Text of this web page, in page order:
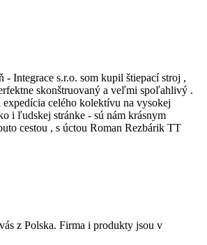
- Integrace s.r.o. som kupil štiepací stroj ,
skonštruovaný a veľmi spoľahlivý .
expedícia celého kolektívu na vysokej
i ľudskej stránke - sú nám krásnym
cestou , s úctou Roman Rezbárik TT
z Polska. Firma i produkty jsou v